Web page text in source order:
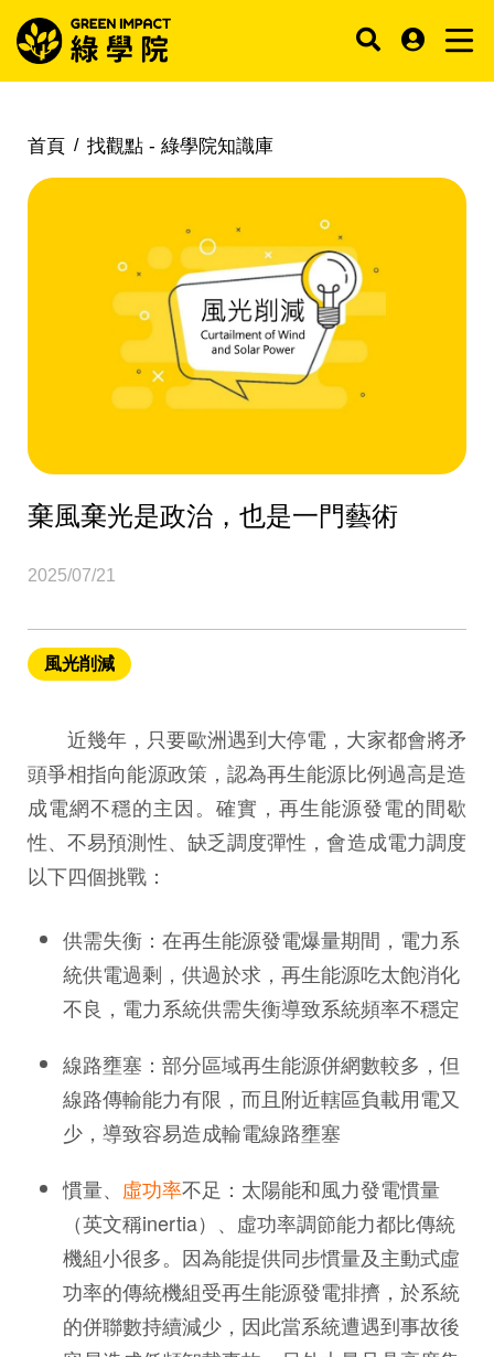
首頁 找觀點 - 綠學院知識庫
棄風棄光是政治，也是一門藝術
2025/07/21
風光削減
近幾年，只要歐洲遇到大停電，大家都會將矛
頭爭相指向能源政策，認為再生能源比例過高是造
成電網不穩的主因。確實，再生能源發電的間歇
性、不易預測性、缺乏調度彈性，會造成電力調度
以下四個挑戰：
供需失衡：在再生能源發電爆量期間，電力系
統供電過剩，供過於求，再生能源吃太飽消化
不良，電力系統供需失衡導致系統頻率不穩定
線路壅塞：部分區域再生能源併網數較多，但
線路傳輸能力有限，而且附近轄區負載用電又
少，導致容易造成輸電線路壅塞
慣量、 虛功率不足：太陽能和風力發電慣量
（英文稱inertia）、虛功率調節能力都比傳統
機組小很多。因為能提供同步慣量及主動式虛
功率的傳統機組受再生能源發電排擠，於系統
的併聯數持續減少，因此當系統遭遇到事故後